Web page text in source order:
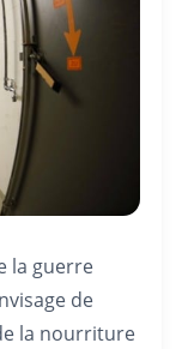
la guerre
de
la nourriture